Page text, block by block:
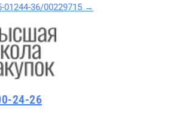
36/00229715 →
Рособрнадзора →
24-26